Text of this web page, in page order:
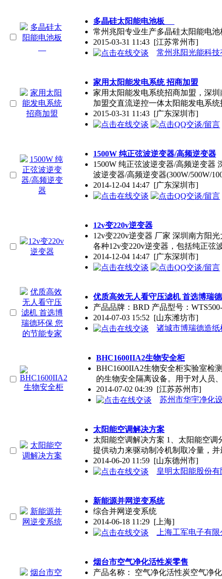
多晶硅太阳能电池板
常州兆阳专业生产多晶硅太阳能电池
2015-03-31 11:43 [江苏常州市]
常州兆阳光能科技
家用太阳能发电系统 招商加盟
家用太阳能发电系统招商加盟，深
加盟交直流逆控一体太阳能发电系统
2015-03-31 11:43 [广东深圳市]
1500W 纯正弦波逆变器/高频逆变器
1500W 纯正弦波逆变器/高频逆变器
波逆变器/高频逆变器(300W/500W/
2014-12-04 14:47 [广东深圳市]
12v变220v逆变器
12v变220v逆变器 厂家 深圳南方阳
各种12v变220v逆变器，包括纯正弦
2014-12-04 14:47 [广东深圳市]
优质高效无人看守压滤机 首选博瑞
产品品牌：BRD 产品型号：
2014-07-03 15:52 [山东潍坊市]
诸城市博瑞德造纸
BHC1600IIA2生物安全柜
BHC1600IIA2生物安全柜实验室检
的生物安全隔离设备。用于对人员
2014-07-02 04:39 [江苏苏州市]
苏州市华宇净化
太阳能空调解决方案
太阳能空调解决方案 1、太阳能空
提供动力来驱动制冷机制取冷量，并
2014-06-20 11:59 [山东德州市]
皇明太阳能股份有
新能源并网逆变系统
综合并网逆变系统
2014-06-18 11:29 [上海]
上海工军电子有限
烟台市空气净化活性炭零售
产品名称： 空气净化活性炭空气净